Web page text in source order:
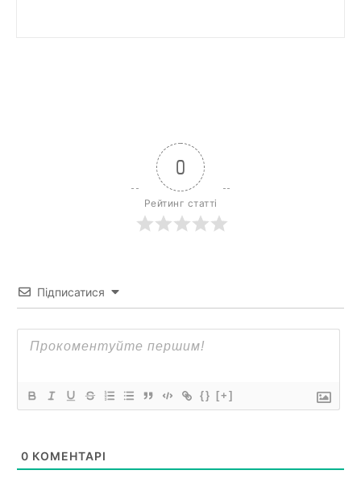
0
Рейтинг статті
Підписатися
{} [+]
0 КОМЕНТАРІ